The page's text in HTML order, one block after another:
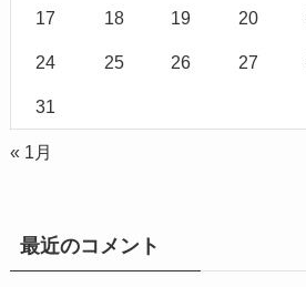
17 18 19 20
24 25 26 27
31
« 1月
最近のコメント